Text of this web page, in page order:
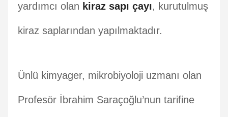
yardımcı olan kiraz sapı çayı, kurutulmuş
kiraz saplarından yapılmaktadır.
Ünlü kimyager, mikrobiyoloji uzmanı olan
Profesör İbrahim Saraçoğlu’nun tarifine